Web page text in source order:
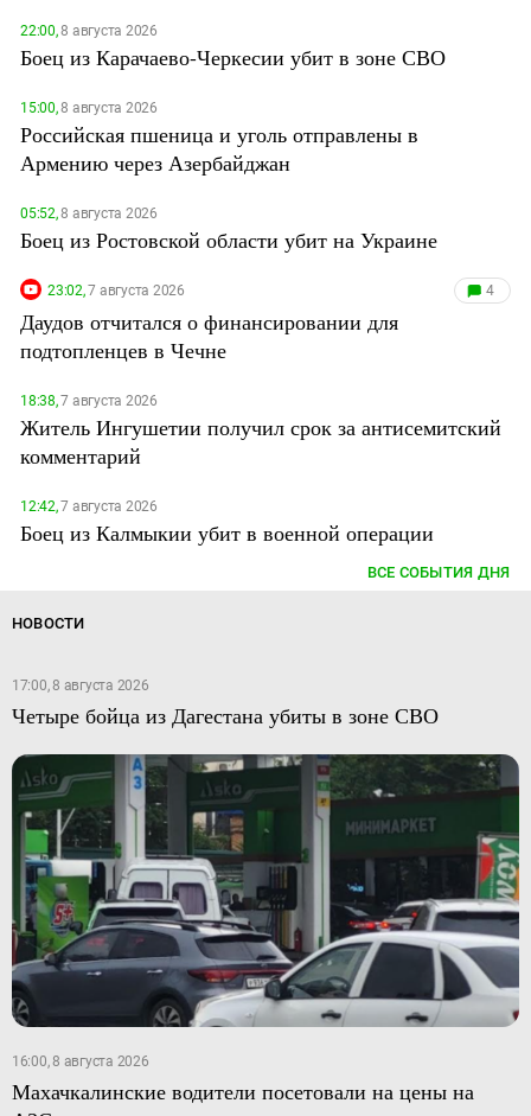
22:00,8 августа 2026
Боец из Карачаево-Черкесии убит в зоне СВО
15:00,8 августа 2026
Российская пшеница и уголь отправлены в
Армению через Азербайджан
05:52,8 августа 2026
Боец из Ростовской области убит на Украине
23:02,7 августа 2026 4
Даудов отчитался о финансировании для
подтопленцев в Чечне
18:38,7 августа 2026
Житель Ингушетии получил срок за антисемитский
комментарий
12:42,7 августа 2026
Боец из Калмыкии убит в военной операции
ВСЕ СОБЫТИЯ ДНЯ
НОВОСТИ
17:00, 8 августа 2026
Четыре бойца из Дагестана убиты в зоне СВО
16:00, 8 августа 2026
Махачкалинские водители посетовали на цены на